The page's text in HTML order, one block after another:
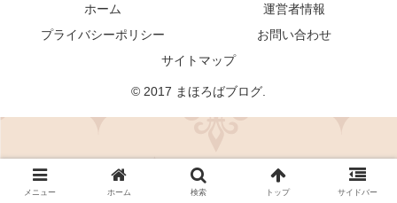
ホーム
運営者情報
プライバシーポリシー
お問い合わせ
サイトマップ
© 2017 まほろばブログ.
メニュー ホーム 検索 トップ サイドバー